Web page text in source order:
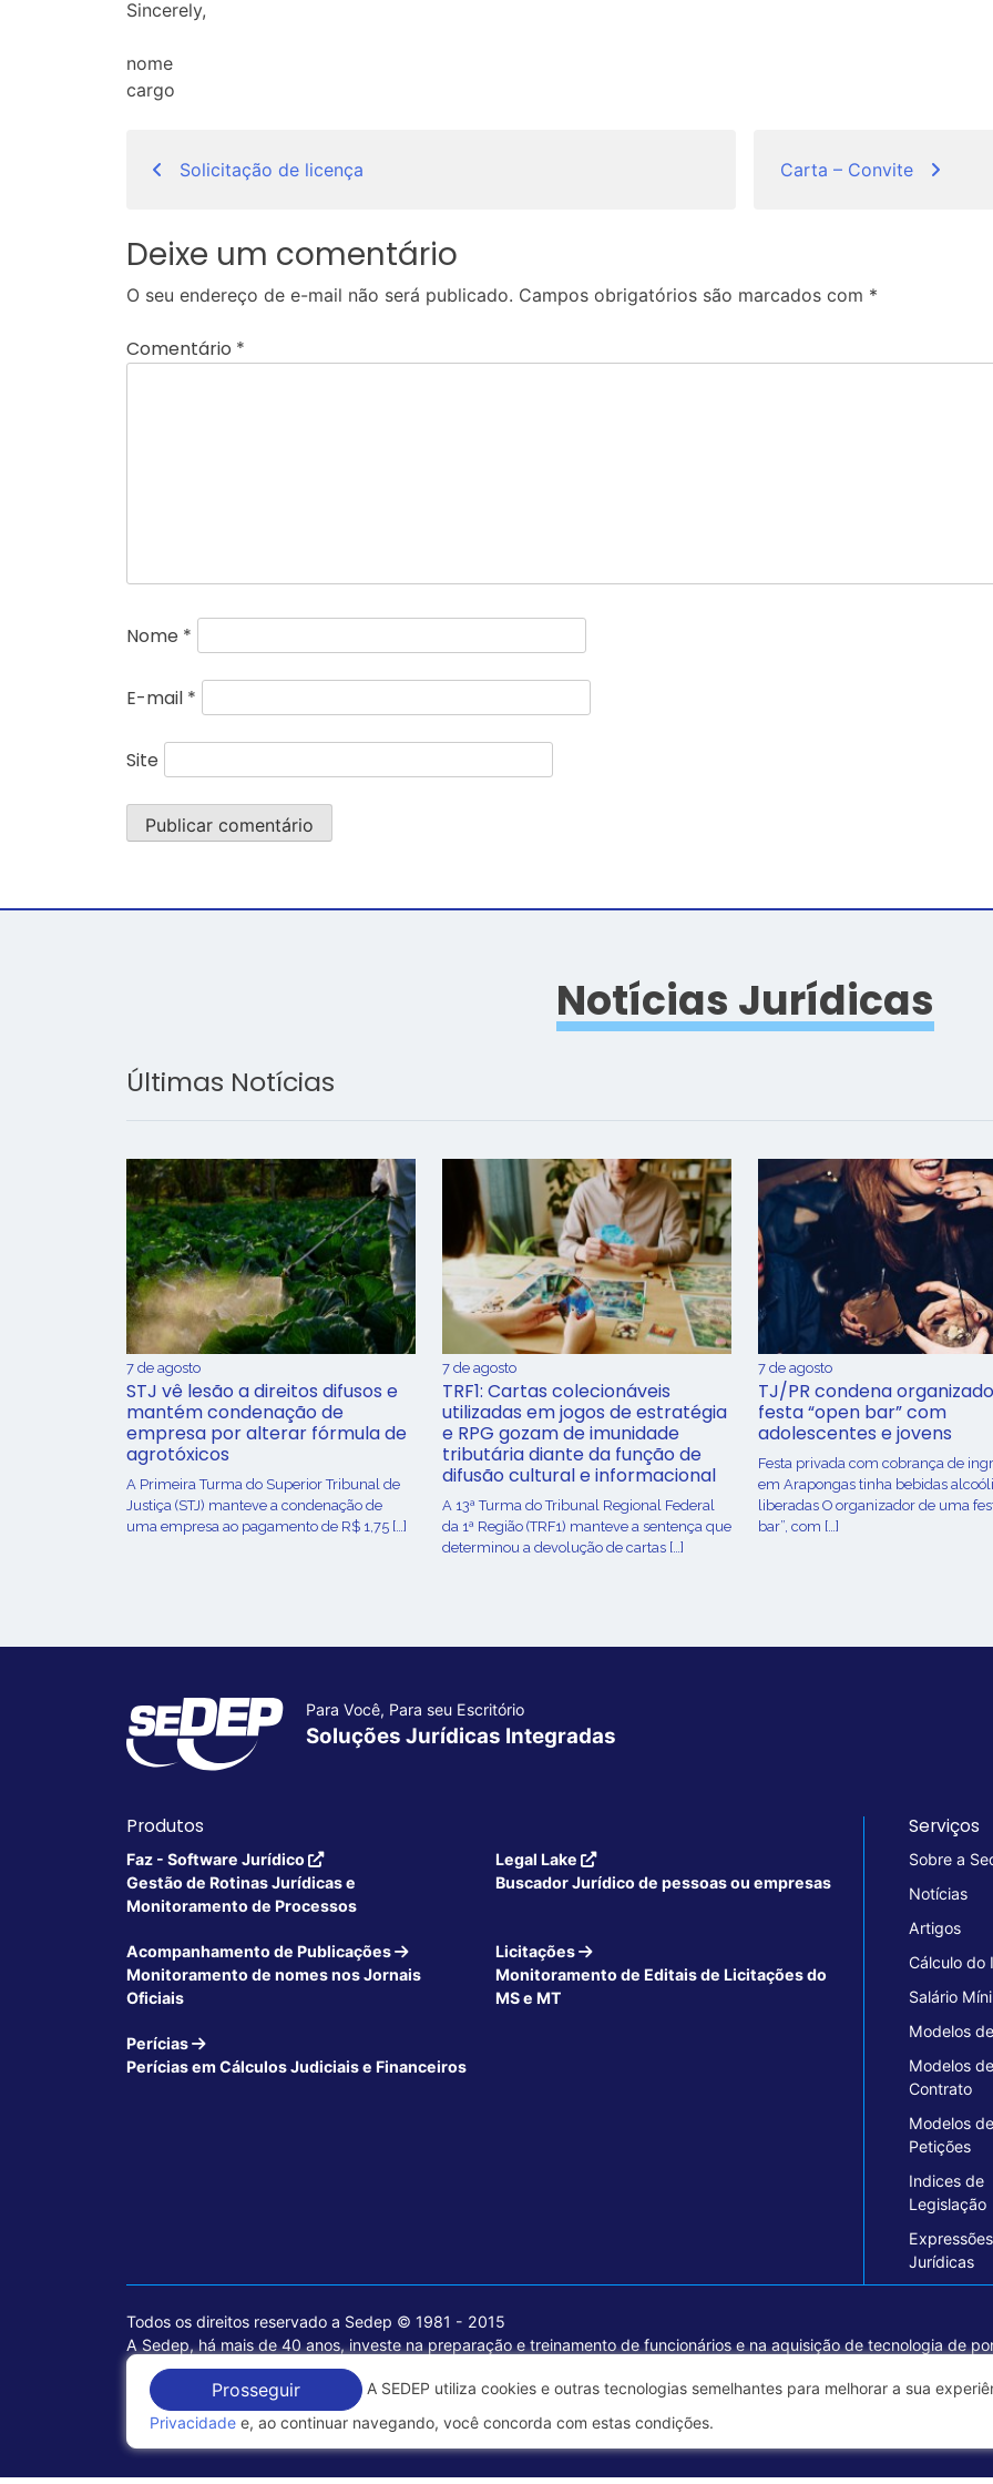
Sincerely,
nome
cargo
Navegação
de
Post
Solicitação de licença Carta – Convite
Deixe um comentário
O seu endereço de e-mail não será publicado. Campos obrigatórios são marcados com *
Comentário *
Nome *
E-mail *
Site
Notícias Jurídicas
Últimas Notícias
7 de agosto
STJ vê lesão a direitos difusos e
mantém condenação de
empresa por alterar fórmula de
agrotóxicos
​A Primeira Turma do Superior Tribunal de
Justiça (STJ) manteve a condenação de
uma empresa ao pagamento de R$ 1,75 […]
7 de agosto
TRF1: Cartas colecionáveis
utilizadas em jogos de estratégia
e RPG gozam de imunidade
tributária diante da função de
difusão cultural e informacional
A 13ª Turma do Tribunal Regional Federal
da 1ª Região (TRF1) manteve a sentença que
determinou a devolução de cartas […]
7 de agosto
TJ/PR condena
festa “open bar” com
adolescentes e jovens
Festa privada com cobrança de
em Arapongas tinha bebidas
liberadas O organizador de uma
bar”, com […]
Para Você, Para seu Escritório
Soluções Jurídicas Integradas
Produtos
Faz - Software Jurídico
Gestão de Rotinas Jurídicas e
Monitoramento de Processos
Legal Lake
Buscador Jurídico de pessoas ou empresas
Acompanhamento de Publicações
Monitoramento de nomes nos Jornais
Oficiais
Licitações
Monitoramento de Editais de Licitações do
MS e MT
Perícias
Perícias em Cálculos Judiciais e Financeiros
Serviços
Sobre a
Notícias
Artigos
Cálculo do
Salário
Modelos
Modelos de
Contrato
Modelos de
Petições
Indices de
Legislação
Expressões
Jurídicas
Todos os direitos reservado a Sedep © 1981 - 2015
A Sedep, há mais de 40 anos, investe na preparação e treinamento de funcionários e na aquisição de tecnologia de
voltados para a área jurídica, que contemplam informações seguras e excelentes soluções empresariais.
Política de Privacidade
Prosseguir
A SEDEP utiliza cookies e outras tecnologias semelhantes para melhorar a sua
Privacidade e, ao continuar navegando, você concorda com estas condições.